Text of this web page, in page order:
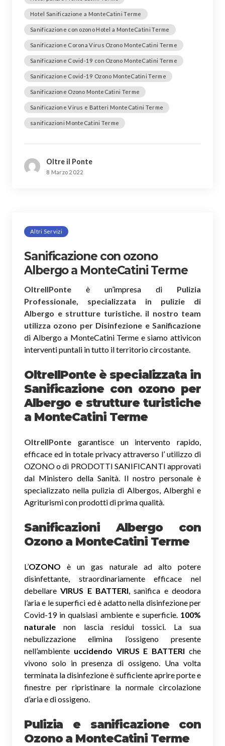
Hotel Sanificazione a MonteCatini Terme
Sanificazione con ozono Hotel a MonteCatini Terme
Sanificazione Corona Virus Ozono MonteCatini Terme
Sanificazione Covid-19 con Ozono MonteCatini Terme
Sanificazione Covid-19 Ozono MonteCatini Terme
Sanificazione Ozono MonteCatini Terme
Sanificazione Virus e Batteri MonteCatini Terme
sanificazioni MonteCatini Terme
Oltre il Ponte
8 Marzo 2022
Altri Servizi
Sanificazione con ozono
Albergo a MonteCatini Terme
OltreIlPonte è un’impresa di Pulizia
Professionale, specializzata in pulizie di
Albergo e strutture turistiche. il nostro team
utilizza ozono per Disinfezione e Sanificazione
di Albergo a MonteCatini Terme e siamo attivicon
interventi puntali in tutto il territorio circostante.
OltreIlPonte è specializzata in
Sanificazione con ozono per
Albergo e strutture turistiche
a MonteCatini Terme
OltreIlPonte garantisce un intervento rapido,
efficace ed in totale privacy attraverso l’ utilizzo di
OZONO o di PRODOTTI SANIFICANTI approvati
dal Ministero della Sanità. Il nostro personale è
specializzato nella pulizia di Albergos, Alberghi e
Agriturismi con prodotti di prima qualità.
Sanificazioni Albergo con
Ozonoa MonteCatini Terme
L’OZONO è un gas naturale ad alto potere
disinfettante, straordinariamente efficace nel
debellareVIRUS E BATTERI, sanifica e deodora
l’aria e le superfici ed è adatto nella disinfezione per
Covid-19 in qualsiasi ambiente e superficie. 100%
naturale non lascia residui tossici. La sua
nebulizzazione elimina l’ossigeno presente
nell’ambiente uccidendo VIRUS E BATTERI che
vivono solo in presenza di ossigeno. Una volta
terminata la disinfezione è sufficiente aprire porte e
finestre per ripristinare la normale circolazione
d’aria e di ossigeno.
Pulizia e sanificazione con
Ozono a MonteCatini Terme